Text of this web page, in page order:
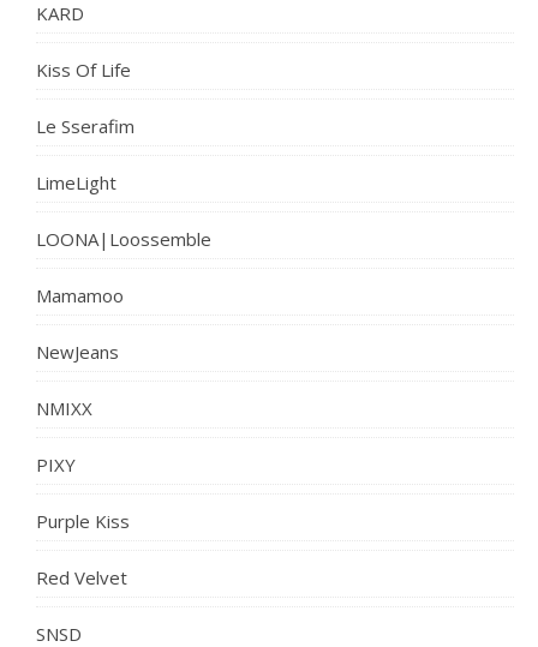
KARD
Kiss Of Life
Le Sserafim
LimeLight
LOONA|Loossemble
Mamamoo
NewJeans
NMIXX
PIXY
Purple Kiss
Red Velvet
SNSD